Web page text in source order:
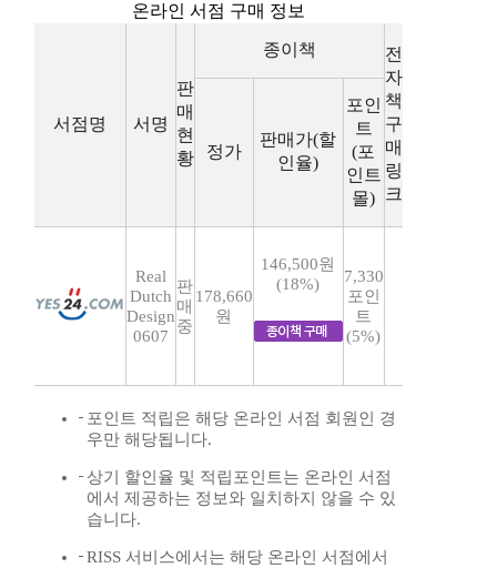
온라인 서점 구매 정보
서점명 서명
판
매
현
황
종이책
전
자
책
구
매
링
크
정가
판매가(할
인율)
포인
트
(포
인트
몰)
Real
Dutch
Design
0607
판
매
중
178,660
원
146,500원
(18%)
7,330
포인
트
(5%)
포인트 적립은 해당 온라인 서점 회원인 경
우만 해당됩니다.
상기 할인율 및 적립포인트는 온라인 서점
에서 제공하는 정보와 일치하지 않을 수 있
습니다.
RISS 서비스에서는 해당 온라인 서점에서